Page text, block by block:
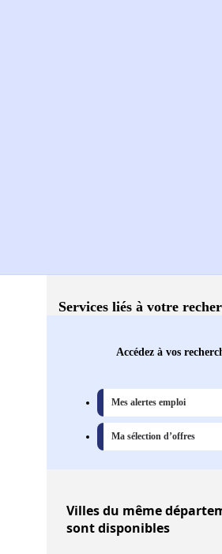
Services liés à votre
Accédez à vos
Mes alertes emploi
Ma sélection d’offres
Villesdu même
sont disponibles